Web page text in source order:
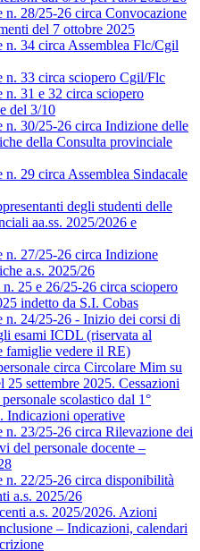
n. 28/25-26 circa Convocazione
del 7 ottobre 2025
n. 34 circa Assemblea Flc/Cgil
n. 33 circa sciopero Cgil/Flc
n. 31 e 32 circa sciopero
del 3/10
n. 30/25-26 circa Indizione delle
della Consulta provinciale
n. 29 circa Assemblea Sindacale
degli studenti delle
aa.ss. 2025/2026 e
n. 27/25-26 circa Indizione
a.s. 2025/26
25 e 26/25-26 circa sciopero
indetto da S.I. Cobas
n. 24/25-26 - Inizio dei corsi di
esami ICDL (riservata al
famiglie vedere il RE)
circa Circolare Mim su
settembre 2025. Cessazioni
scolastico dal 1°
Indicazioni operative
n. 23/25-26 circa Rilevazione dei
del personale docente –
n. 22/25-26 circa disponibilità
a.s. 2025/26
a.s. 2025/2026. Azioni
– Indicazioni, calendari